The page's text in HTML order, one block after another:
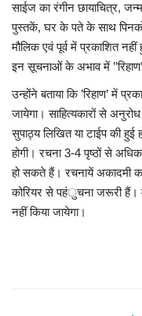
साईज का रंगीन छायाचित्र,
पुस्तकें, घर के पते के साथ
मौलिक एवं पूर्व में प्रकाशित
इन सूचनाओं के अभाव में
उन्होंने बताया कि ’रिहाण’ में
जायेगा। साहित्यकारों से
सुपाठ्य लिखित या टाईप की हुई
होगी। रचना 3-4 पृष्ठों से
हो सकते हैं। रचनायें अकादमी
कोरियर से पहंुचना जरूरी हैं।
नहीं किया जायेगा।